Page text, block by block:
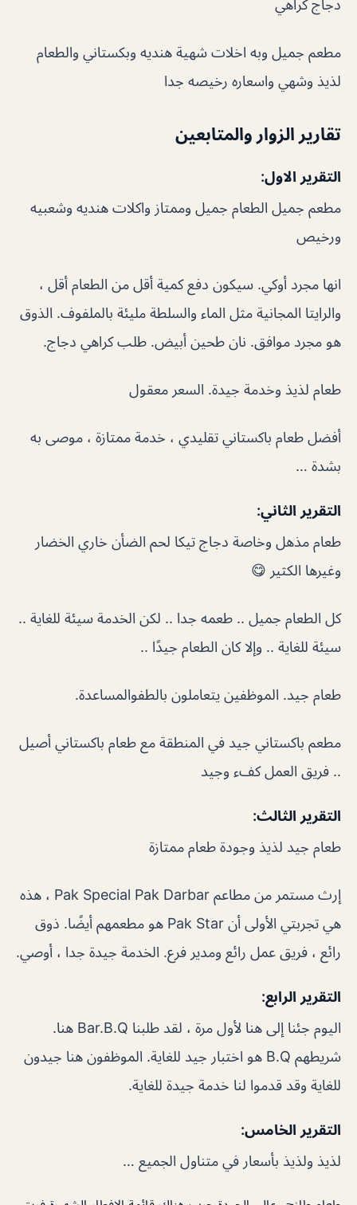
دجاج كراهي
مطعم جميل وبه اخلات شهية هنديه وبكستاني والطعام
لذيذ وشهي واسعاره رخيصه جدا
تقارير الزوار والمتابعين
التقرير الاول:
مطعم جميل الطعام جميل وممتاز واكلات هنديه وشعبيه
ورخيص
انها مجرد أوكي. سيكون دفع كمية أقل من الطعام أقل ،
والرايتا المجانية مثل الماء والسلطة مليئة بالملفوف. الذوق
هو مجرد موافق. نان طحين أبيض. طلب كراهي دجاج.
طعام لذيذ وخدمة جيدة. السعر معقول
أفضل طعام باكستاني تقليدي ، خدمة ممتازة ، موصى به
بشدة …
التقرير الثاني:
طعام مذهل وخاصة دجاج تيكا لحم الضأن خاري الخضار
وغيرها الكثير 😋
كل الطعام جميل .. طعمه جدا .. لكن الخدمة سيئة للغاية ..
سيئة للغاية .. وإلا كان الطعام جيدًا ..
طعام جيد. الموظفين يتعاملون بالطفوالمساعدة.
مطعم باكستاني جيد في المنطقة مع طعام باكستاني أصيل
.. فريق العمل كفء وجيد
التقرير الثالث:
طعام جيد لذيذ وجودة طعام ممتازة
إرث مستمر من مطاعم Pak Special Pak Darbar ، هذه
هي تجربتي الأولى أن Pak Star هو مطعمهم أيضًا. ذوق
رائع ، فريق عمل رائع ومدير فرع. الخدمة جيدة جدا ، أوصي.
التقرير الرابع:
اليوم جئنا إلى هنا لأول مرة ، لقد طلبنا Bar.B.Q هنا.
شريطهم B.Q هو اختبار جيد للغاية. الموظفون هنا جيدون
للغاية وقد قدموا لنا خدمة جيدة للغاية.
التقرير الخامس:
لذيذ ولذيذ بأسعار في متناول الجميع …